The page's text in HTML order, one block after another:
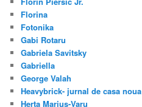
Florina
Fotonika
Gabi Rotaru
Gabriela Savitsky
Gabriella
George Valah
Heavybrick- jurnal de casa noua
Herta Marius-Varu